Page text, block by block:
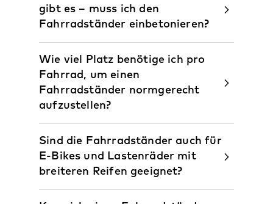
gibt es – muss ich den
Fahrradständer einbetonieren?
Wie viel Platz benötige ich pro
Fahrrad, um einen
Fahrradständer normgerecht
aufzustellen?
Sind die Fahrradständer auch für
E-Bikes und Lastenräder mit
breiteren Reifen geeignet?